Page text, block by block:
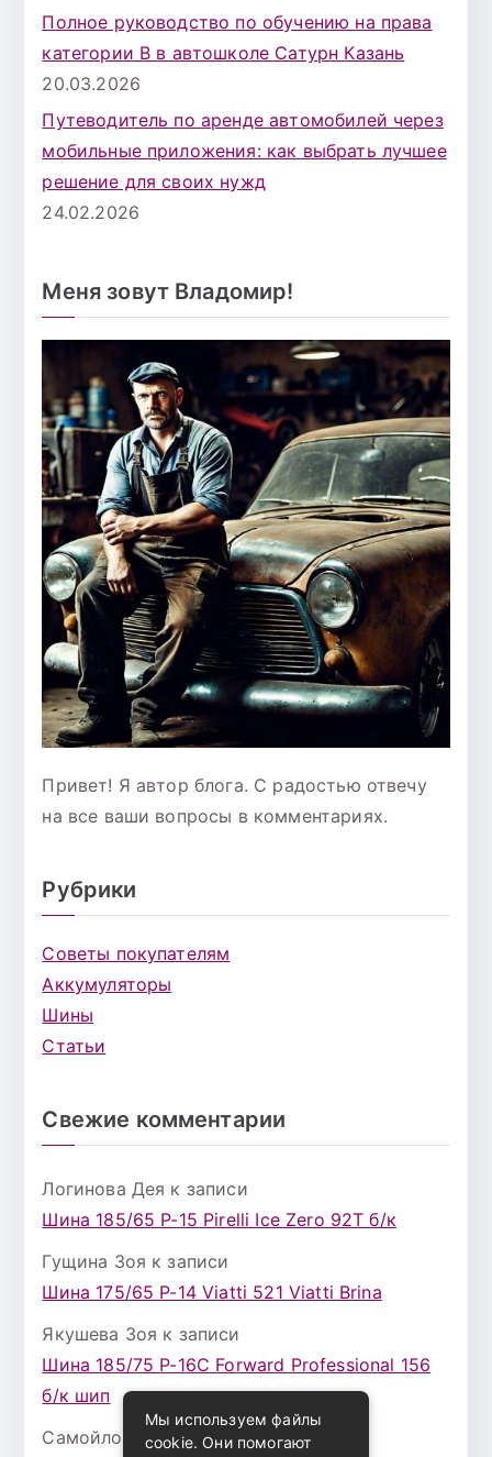
Полное руководство по обучению на права
категории B в автошколе Сатурн Казань
20.03.2026
Путеводитель по аренде автомобилей через
мобильные приложения: как выбрать лучшее
решение для своих нужд
24.02.2026
Меня зовут Владомир!
Привет! Я автор блога. С радостью отвечу
на все ваши вопросы в комментариях.
Рубрики
Советы покупателям
Аккумуляторы
Шины
Статьи
Свежие комментарии
Логинова Дея к записи
Шина 185/65 Р-15 Pirelli Ice Zero 92T б/к
Гущина Зоя к записи
Шина 175/65 Р-14 Viatti 521 Viatti Brina
Якушева Зоя к записи
Шина 185/75 Р-16С Forward Professional 156
б/к шип
Самойлова Забавак записи
Мы используем файлы
cookie. Они помогают